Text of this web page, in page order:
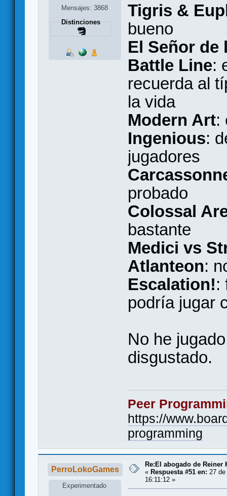
Mensajes: 3868
Distinciones
Tigris &
bueno
El Señor de
Battle Line:
recuerda al
la vida
Modern Art:
Ingenious:
jugadores
probado
Colossal
bastante
Medici vs
Atlanteon:
Escalation!:
podría jugar
No he
disgustado.
Peer
https://
programming
PerroLokoGames
Experimentado
Re:El abogado de Reiner
« Respuesta #51 en: 27
16:11:12 »